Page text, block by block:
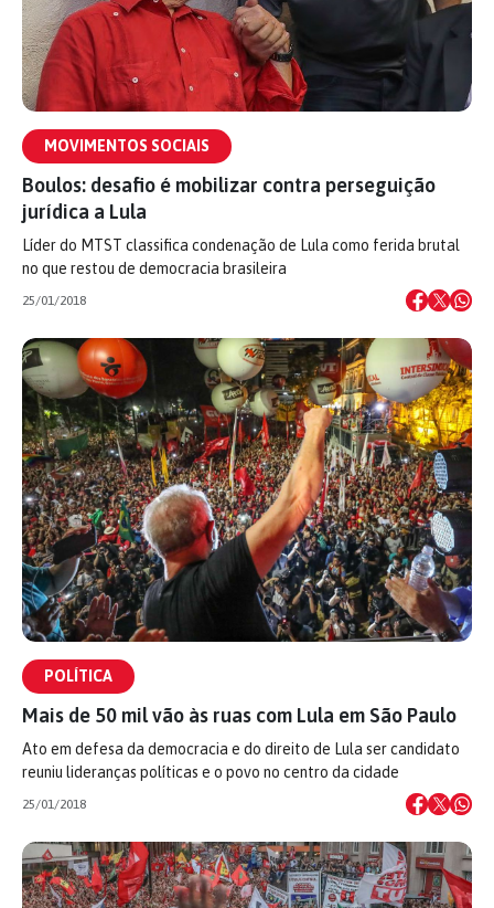
MOVIMENTOS SOCIAIS
Boulos: desafio é mobilizar contra perseguição
jurídica a Lula
Líder do MTST classifica condenação de Lula como ferida brutal
no que restou de democracia brasileira
25/01/2018
POLÍTICA
Mais de 50 mil vão às ruas com Lula em São Paulo
Ato em defesa da democracia e do direito de Lula ser candidato
reuniu lideranças políticas e o povo no centro da cidade
25/01/2018